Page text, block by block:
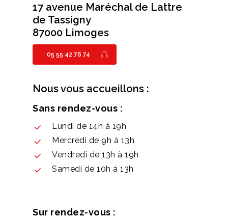
17 avenue Maréchal de Lattre
de Tassigny
87000 Limoges
05 55 42 76 74
Nous vous accueillons :
Sans rendez-vous :
Lundi de 14h à 19h
Mercredi de 9h à 13h
Vendredi de 13h à 19h
Samedi de 10h à 13h
Sur rendez-vous :